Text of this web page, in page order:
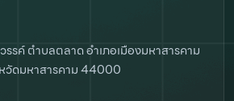
รรค์ ตำบลตลาดอำเภอเมืองมหาสารคาม
วัดมหาสารคาม 44000